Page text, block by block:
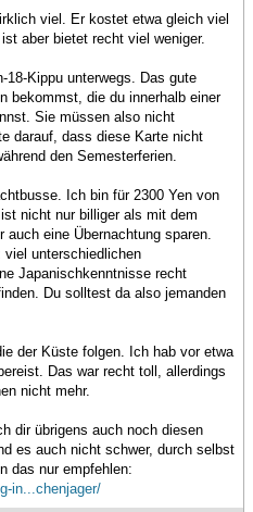
viel. Er kostet etwa gleich viel
aber bietet recht viel weniger.
18-Kippu unterwegs. Das gute
bekommst, die du innerhalb einer
Sie müssen also nicht
darauf, dass diese Karte nicht
den Semesterferien.
Ich bin für 2300 Yen von
nicht nur billiger als mit dem
auch eine Übernachtung sparen.
viel unterschiedlichen
Japanischkenntnisse recht
Du solltest da also jemanden
der Küste folgen. Ich hab vor etwa
Das war recht toll, allerdings
nicht mehr.
dir übrigens auch noch diesen
es auch nicht schwer, durch selbst
das nur empfehlen:
in...chenjager/